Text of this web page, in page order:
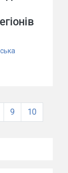
9 10